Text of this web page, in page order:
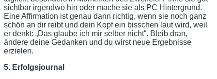
sichtbar irgendwo hin oder mache sie als PC Hintergrund.
Eine Affirmation ist genau dann richtig, wenn sie noch ganz
schön an dir reibt und dein Kopf ein bisschen laut wird, weil
er denkt: „Das glaube ich mir selber nicht“. Bleib dran,
ändere deine Gedanken und du wirst neue Ergebnisse
erzielen.
5. Erfolgsjournal